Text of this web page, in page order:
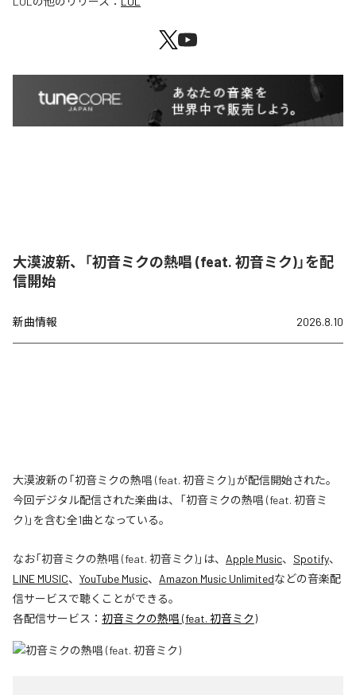
大漠波新、「初音ミクの熱唱 (feat. 初音ミク)」を配
信開始
新曲情報 2026.8.10
大漠波新の「初音ミクの熱唱 (feat. 初音ミク)」が配信開始された。
今回デジタル配信された楽曲は、「初音ミクの熱唱 (feat. 初音ミ
ク)」を含む全1曲となっている。
なお「初音ミクの熱唱 (feat. 初音ミク)」は、 Apple Music、 Spotify、
LINE MUSIC、 YouTube Music、 Amazon Music Unlimitedなどの音楽配
信サービスで聴くことができる。
各配信サービス： 初音ミクの熱唱 (feat. 初音ミク)